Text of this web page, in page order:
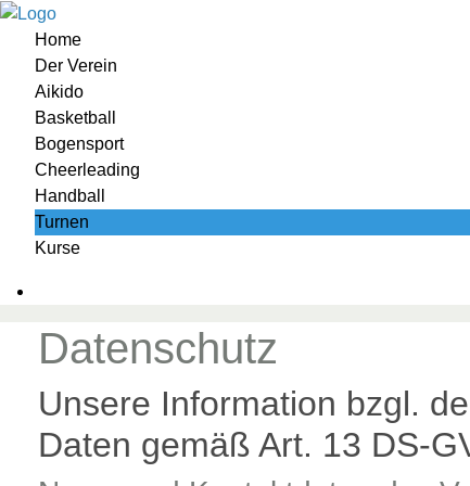
Home
Der Verein
Aikido
Basketball
Bogensport
Cheerleading
Handball
Turnen
Kurse
Datenschutz
Unsere Information bzgl.
Daten gemäß Art. 13 DS-